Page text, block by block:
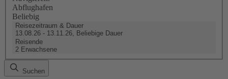
Abflughafen
Beliebig
Reisezeitraum & Dauer
13.08.26 - 13.11.26, Beliebige Dauer
Reisende
2 Erwachsene
Suchen